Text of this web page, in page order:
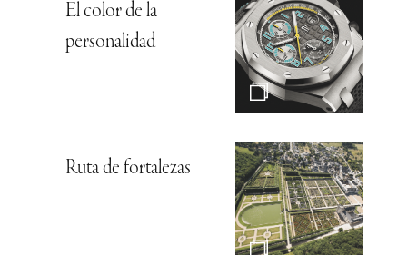
El color de la
personalidad
Ruta de fortalezas